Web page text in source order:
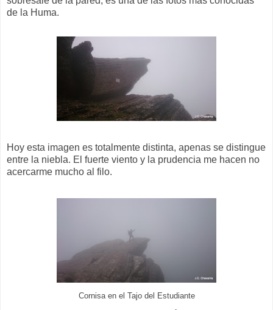
de la Huma.
Hoy esta imagen es totalmente distinta, apenas se distingue
entre la niebla. El fuerte viento y la prudencia me hacen no
acercarme mucho al filo.
Cornisa en el Tajo del Estudiante